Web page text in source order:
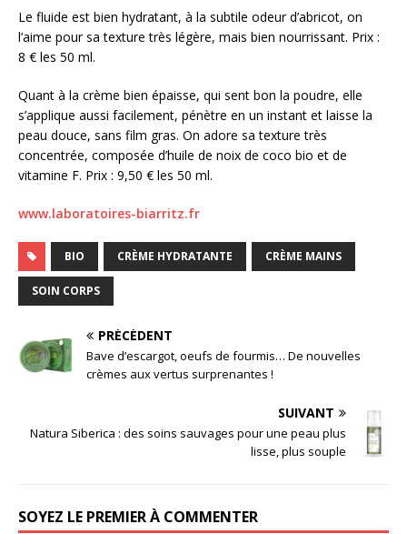
Le fluide est bien hydratant, à la subtile odeur d’abricot, on
l’aime pour sa texture très légère, mais bien nourrissant. Prix :
8 € les 50 ml.
Quant à la crème bien épaisse, qui sent bon la poudre, elle
s’applique aussi facilement, pénètre en un instant et laisse la
peau douce, sans film gras. On adore sa texture très
concentrée, composée d’huile de noix de coco bio et de
vitamine F. Prix : 9,50 € les 50 ml.
www.laboratoires-biarritz.fr
BIO CRÈME HYDRATANTE CRÈME MAINS
SOIN CORPS
PRÉCÉDENT
Bave d’escargot, oeufs de fourmis… De nouvelles
crèmes aux vertus surprenantes !
SUIVANT
Natura Siberica : des soins sauvages pour une peau plus
lisse, plus souple
SOYEZ LE PREMIER À COMMENTER